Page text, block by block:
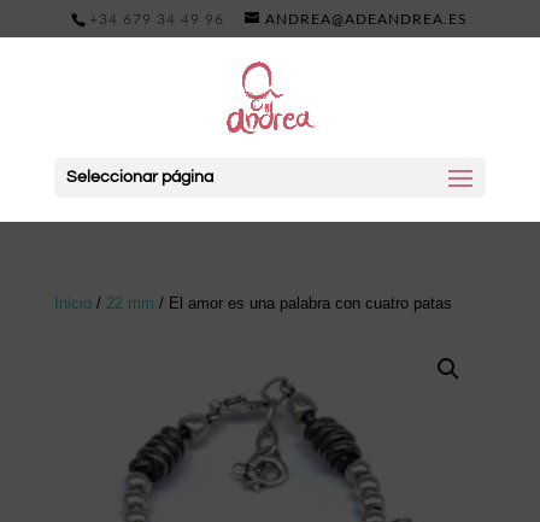
+34 679 34 49 96 ANDREA@ADEANDREA.ES
Seleccionar página
Inicio/ 22 mm / El amor es una palabra con cuatro patas